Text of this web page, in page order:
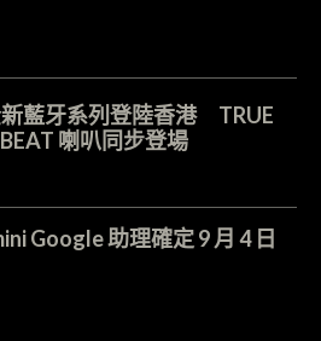
藍牙系列登陸香港 TRUE
喇叭同步登場
Google 助理確定 9 月 4 日